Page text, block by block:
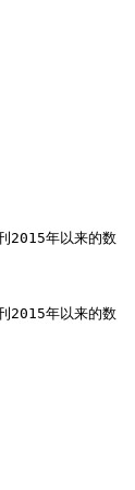
2015年以来的数
2015年以来的数